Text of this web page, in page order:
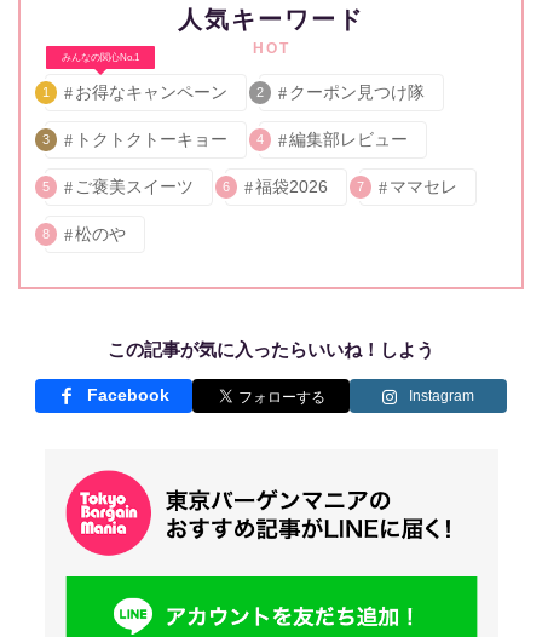
人気キーワード
HOT
みんなの関心No.1
1 お得なキャンペーン 2 クーポン見つけ隊
3 トクトクトーキョー 4 編集部レビュー
5 ご褒美スイーツ 6 福袋2026 7 ママセレ
8 松のや
この記事が気に入ったらいいね！しよう
Facebook Instagram